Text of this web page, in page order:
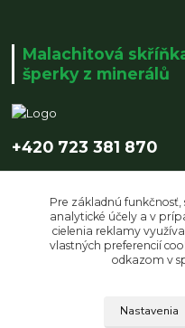
Malachitová
šperky z minerálů
+420 723 381 870
Pre základnú
analytické účely a v
cielenia reklamy
vlastných preferencií
odkazom v
Nastavenia